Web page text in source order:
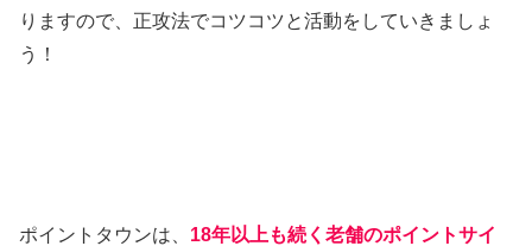
りますので、正攻法でコツコツと活動をしていきましょ
う！
ポイントタウンは、 18年以上も続く老舗のポイントサイ